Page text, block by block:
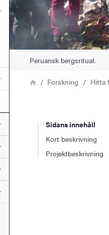
Undermeny för
Undermeny för Etik i
Undermeny för
Undermeny för Samverkan
Undermeny för Om universitetet
Undermeny för Aktuellt
Peruansk bergsritual.
LänkstigHemForskning Hitta
Sidans innehåll
Kort beskrivning
Projektbeskrivning